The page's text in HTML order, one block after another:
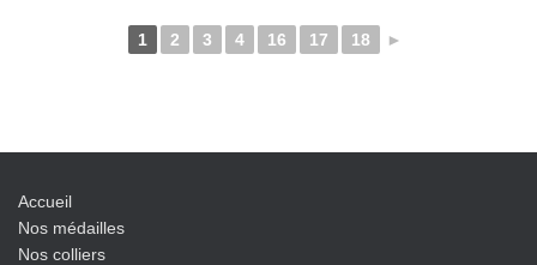
1 2 3 4 16 17 18 ►
Accueil
Nos médailles
Nos colliers